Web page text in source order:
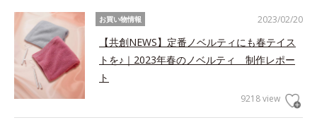
2023/02/20
お買い物情報
【共創NEWS】定番ノベルティにも春テイス
トを♪｜2023年春のノベルティ 制作レポー
ト
9218 view